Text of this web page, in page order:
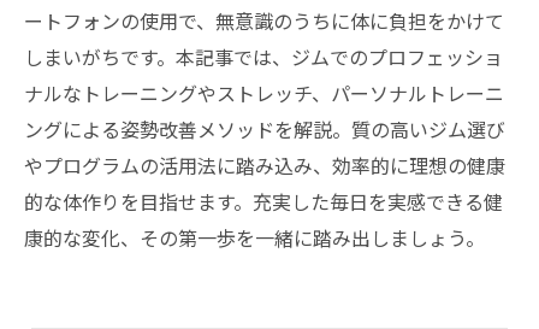
ートフォンの使用で、無意識のうちに体に負担をかけて
しまいがちです。本記事では、ジムでのプロフェッショ
ナルなトレーニングやストレッチ、パーソナルトレーニ
ングによる姿勢改善メソッドを解説。質の高いジム選び
やプログラムの活用法に踏み込み、効率的に理想の健康
的な体作りを目指せます。充実した毎日を実感できる健
康的な変化、その第一歩を一緒に踏み出しましょう。